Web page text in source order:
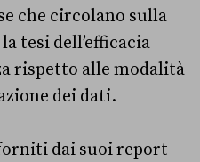
che circolano sulla
tesi dell’efficacia
rispetto alle modalità
dei dati.
dai suoi report